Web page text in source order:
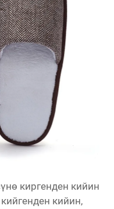
киргенден кийин
кийин,